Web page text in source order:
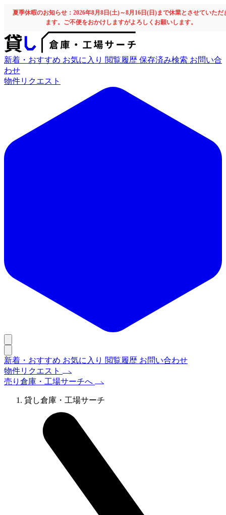
夏季休暇のお知らせ：2026年8月8日(土)～8月16日(日)まで休業とさせていただ
ます。ご不便をおかけしますがよろしくお願いします。
新着・おすすめ お気に入り 閲覧履歴 保存済み検索 お問い合
わせ
物件リクエスト
新着・おすすめ お気に入り 閲覧履歴 お問い合わせ
物件リクエスト
売り倉庫・工場サーチへ
貸し倉庫・工場サーチ